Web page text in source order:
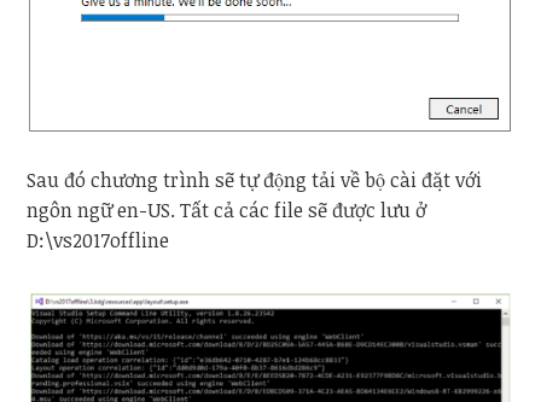
Sau đó chương trình sẽ tự động tải về bộ cài đặt với
ngôn ngữ en-US. Tất cả các file sẽ được lưu ở
D:\vs2017offline